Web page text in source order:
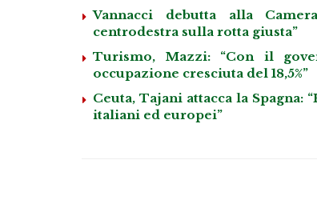
Vannacci debutta alla
centrodestra sulla rotta giusta”
Turismo, Mazzi: “Con il
occupazione cresciuta del 18,5%”
Ceuta, Tajani attacca la
italiani ed europei”